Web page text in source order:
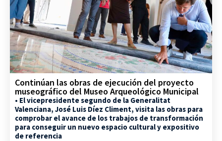
Continúan las obras de ejecución del proyecto
museográfico del Museo Arqueológico Municipal
• El vicepresidente segundo de la Generalitat
Valenciana, José Luis Díez Climent, visita las obras para
comprobar el avance de los trabajos de transformación
para conseguir un nuevo espacio cultural y expositivo
de referencia